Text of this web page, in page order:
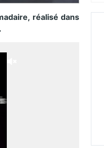
réalisé dans